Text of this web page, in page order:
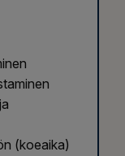
(koeaika)